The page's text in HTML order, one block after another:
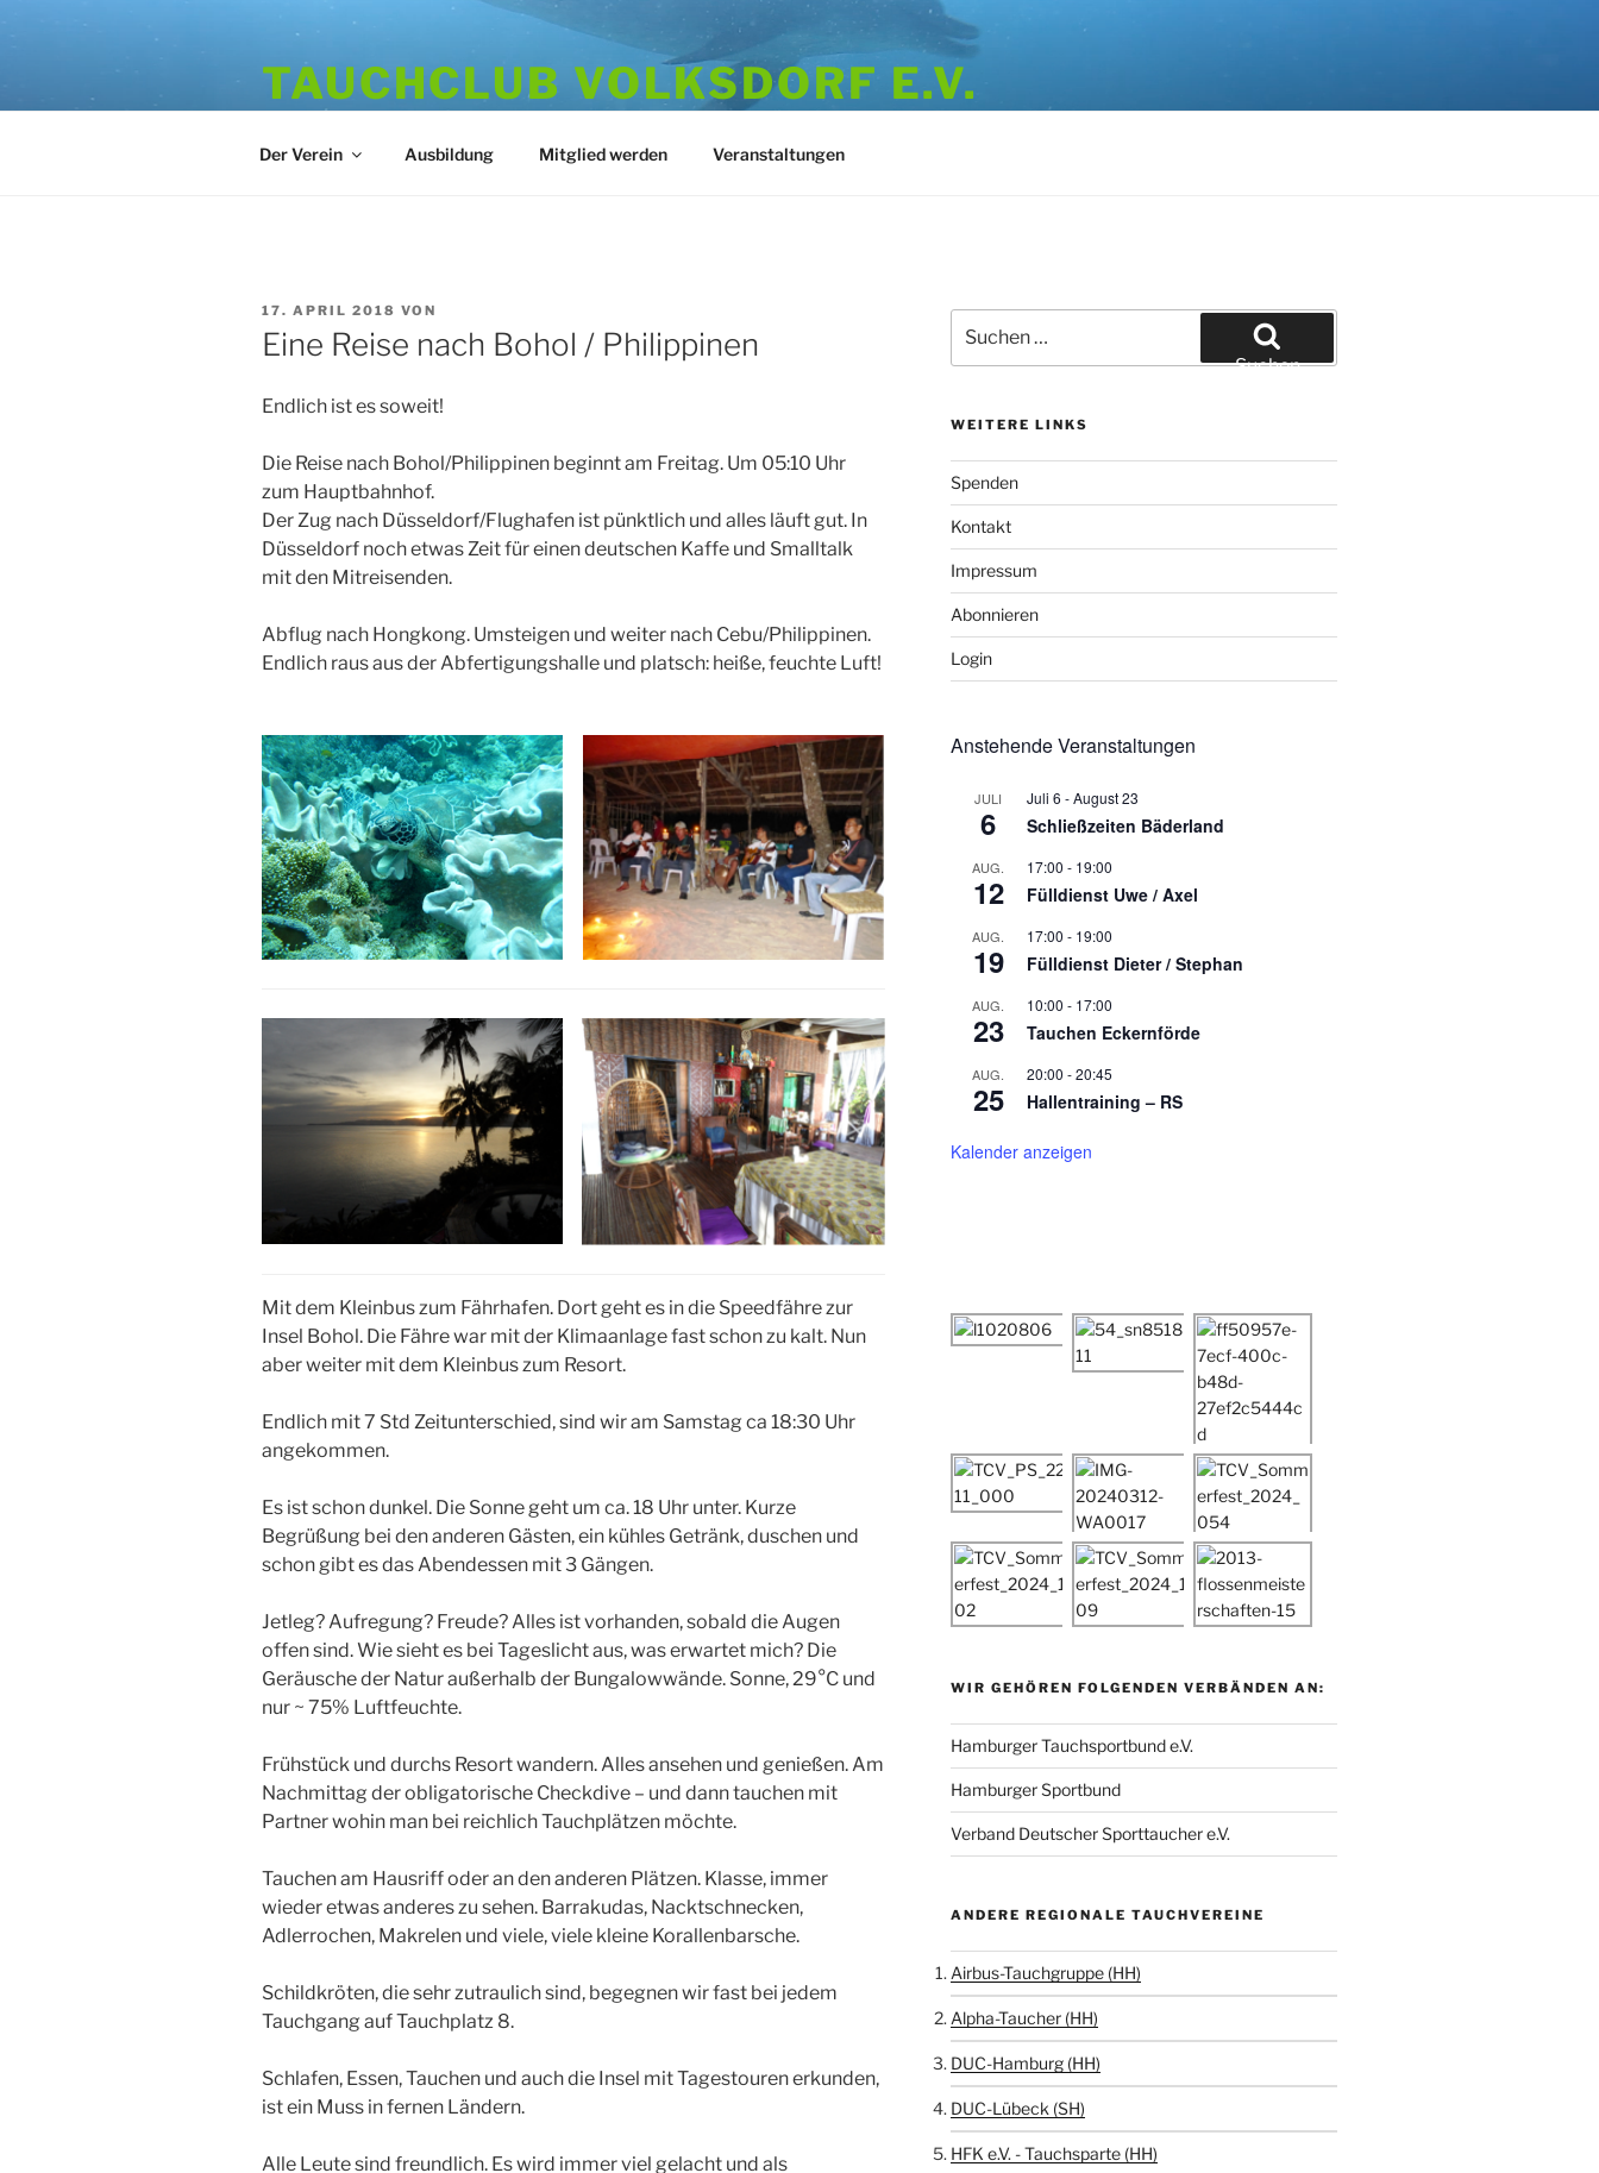
TAUCHCLUB VOLKSDORF E.V.
Der Verein Ausbildung Mitglied werden Veranstaltungen
VERÖFFENTLICHT
AM
17. APRIL 2018 VON
Eine Reise nach Bohol / Philippinen
Endlich ist es soweit!
Die Reise nach Bohol/Philippinen beginnt am Freitag. Um 05:10 Uhr
zum Hauptbahnhof.
Der Zug nach Düsseldorf/Flughafen ist pünktlich und alles läuft gut. In
Düsseldorf noch etwas Zeit für einen deutschen Kaffe und Smalltalk
mit den Mitreisenden.
Abflug nach Hongkong. Umsteigen und weiter nach Cebu/Philippinen.
Endlich raus aus der Abfertigungshalle und platsch: heiße, feuchte Luft!
Mit dem Kleinbus zum Fährhafen. Dort geht es in die Speedfähre zur
Insel Bohol. Die Fähre war mit der Klimaanlage fast schon zu kalt. Nun
aber weiter mit dem Kleinbus zum Resort.
Endlich mit 7 Std Zeitunterschied, sind wir am Samstag ca 18:30 Uhr
angekommen.
Es ist schon dunkel. Die Sonne geht um ca. 18 Uhr unter. Kurze
Begrüßung bei den anderen Gästen, ein kühles Getränk, duschen und
schon gibt es das Abendessen mit 3 Gängen.
Jetleg? Aufregung? Freude? Alles ist vorhanden, sobald die Augen
offen sind. Wie sieht es bei Tageslicht aus, was erwartet mich? Die
Geräusche der Natur außerhalb der Bungalowwände. Sonne, 29°C und
nur ~ 75% Luftfeuchte.
Frühstück und durchs Resort wandern. Alles ansehen und genießen. Am
Nachmittag der obligatorische Checkdive – und dann tauchen mit
Partner wohin man bei reichlich Tauchplätzen möchte.
Tauchen am Hausriff oder an den anderen Plätzen. Klasse, immer
wieder etwas anderes zu sehen. Barrakudas, Nacktschnecken,
Adlerrochen, Makrelen und viele, viele kleine Korallenbarsche.
Schildkröten, die sehr zutraulich sind, begegnen wir fast bei jedem
Tauchgang auf Tauchplatz 8.
Schlafen, Essen, Tauchen und auch die Insel mit Tagestouren erkunden,
ist ein Muss in fernen Ländern.
Alle Leute sind freundlich. Es wird immer viel gelacht und als
nach:
Suchen
WEITERE LINKS
Spenden
Kontakt
Impressum
Abonnieren
Login
Anstehende Veranstaltungen
JULI
6
Juli 6 -August 23
Schließzeiten Bäderland
AUG.
12
17:00 - 19:00
Fülldienst Uwe / Axel
AUG.
19
17:00 - 19:00
Fülldienst Dieter / Stephan
AUG.
23
10:00 - 17:00
Tauchen Eckernförde
AUG.
25
20:00 -20:45
Hallentraining – RS
Kalender anzeigen
WIR GEHÖREN FOLGENDEN VERBÄNDEN AN:
Hamburger Tauchsportbund e.V.
Hamburger Sportbund
Verband Deutscher Sporttaucher e.V.
ANDERE REGIONALE TAUCHVEREINE
Airbus-Tauchgruppe (HH)
Alpha-Taucher (HH)
DUC-Hamburg (HH)
DUC-Lübeck (SH)
HFK e.V. - Tauchsparte (HH)